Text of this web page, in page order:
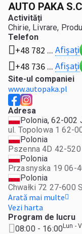
AUTO PAKA
Activități
Chirie, Livrare,
Telefon
+48 782 ... Afișați
+48 736 ... Afișați
Site-ul companiei
www.autopaka.pl
Adresa
Polonia, 62-002
ul. Topolowa 1 62-
Polonia
Pszenna 4D 42-
Polonia
Przasnyska 19 06-
Polonia
Chwałki 72 27-600
Arată mai multe
Vezi harta
Program de lucru
08:00 - 16:00Lun -